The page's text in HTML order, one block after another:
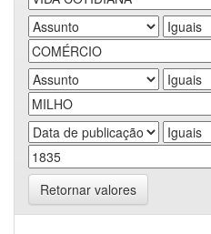
Retornar valores